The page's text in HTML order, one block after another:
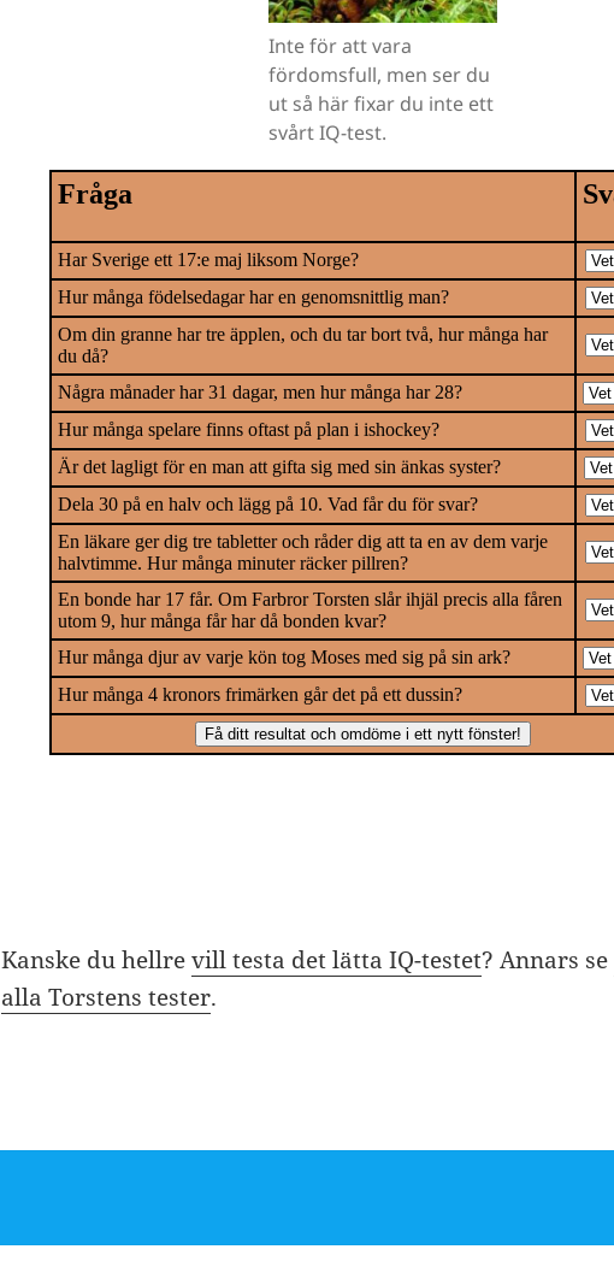
Inte för att vara
fördomsfull, men ser du
ut så här fixar du inte ett
svårt IQ-test.
Kanske du hellrevill testa det lätta IQ-testet? Annars se
alla Torstens tester.